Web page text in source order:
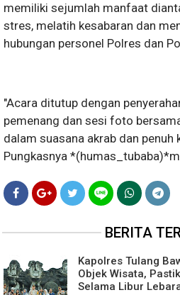
memiliki sejumlah manfaat
stres, melatih kesabaran dan
hubungan personel Polres dan
"Acara ditutup dengan
pemenang dan sesi foto
dalam suasana akrab dan penuh
Pungkasnya
BERITA
Kapolres Tulang
Objek Wisata,
Selama Libur